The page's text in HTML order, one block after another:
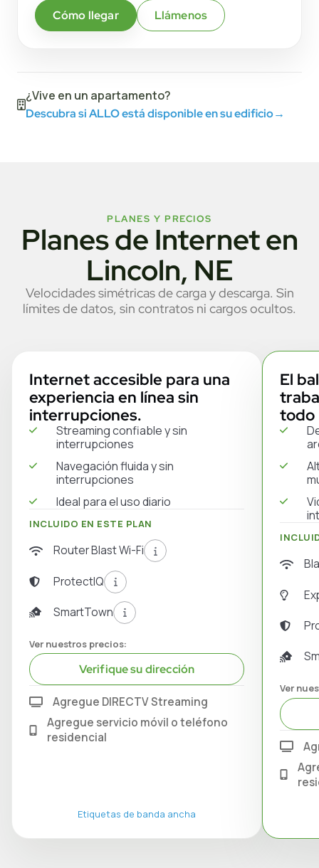
Cómo llegar Llámenos
¿Vive en un apartamento?
Descubra si ALLO está disponible en su edificio→
PLANES Y PRECIOS
Planes de Internet en
Lincoln, NE
Velocidades simétricas de carga y descarga. Sin
límites de datos, sin contratos ni cargos ocultos.
Internet accesible para una
experiencia en línea sin
interrupciones.
Ver nuestros precios:
Verifique su dirección
Streaming confiable y sin
interrupciones
Navegación fluida y sin
interrupciones
Ideal para el uso diario
INCLUIDO EN ESTE PLAN
Router Blast Wi-Fi
ProtectIQ
SmartTown
Agregue DIRECTV Streaming
Agregue servicio móvil o teléfono
residencial
Etiquetas de banda ancha
El
todo
Ver